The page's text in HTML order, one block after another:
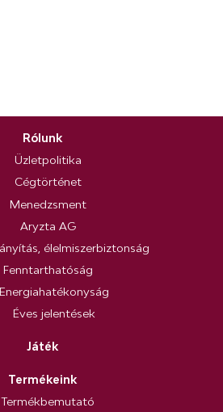
Rólunk
Üzletpolitika
Cégtörténet
Menedzsment
Aryzta AG
élelmiszerbiztonság
Fenntarthatóság
Energiahatékonyság
Éves jelentések
Játék
Termékeink
Termékbemutató